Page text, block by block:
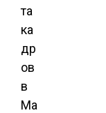
та
ка
др
ов
в
Ma